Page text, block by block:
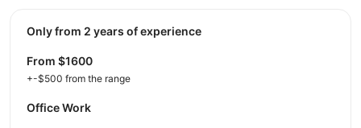
Only from 2 years of experience
from $1600
+-$500 from the range
Office Work